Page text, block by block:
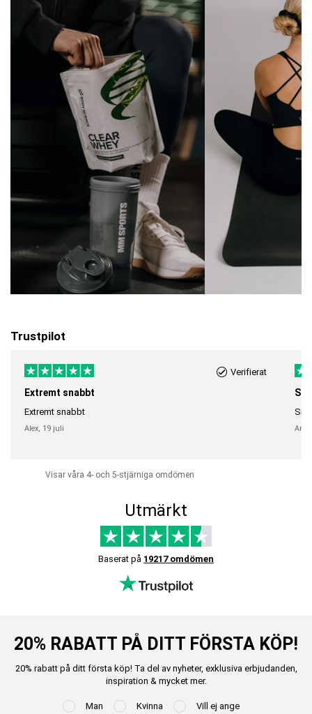
Trustpilot
Verifierat
Extremt snabbt
Extremt snabbt
Alex, 19 juli
Visar våra 4- och 5-stjärniga omdömen
Utmärkt
Baserat på 19217 omdömen
20% RABATT PÅ DITT FÖRSTA KÖP!
20% rabatt på ditt första köp! Ta del av nyheter, exklusiva erbjudanden,
inspiration & mycket mer.
Man Kvinna Vill ej ange